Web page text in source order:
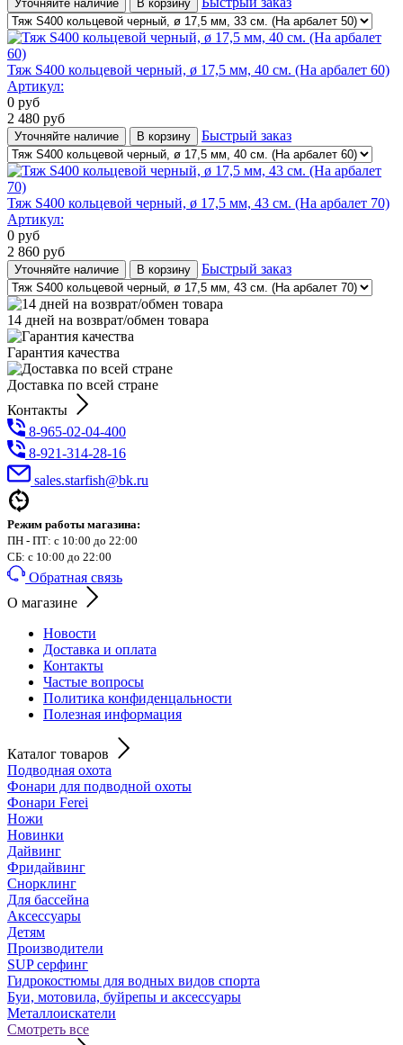
Уточняйте наличие В корзину
Тяж S400 кольцевой черный, ø 17,5 мм, 40 cм. (На арбалет 60)
Артикул:
0 руб
2 480 руб
Уточняйте наличие В корзину Быстрый заказ
Тяж S400 кольцевой черный, ø 17,5 мм, 43 cм. (На арбалет 70)
Артикул:
0 руб
2 860 руб
Уточняйте наличие В корзину Быстрый заказ
14 дней на возврат/обмен товара
Гарантия качества
Доставка по всей стране
Контакты
8-965-02-04-400
8-921-314-28-16
sales.starfish@bk.ru
Режим работы магазина:
ПН - ПТ: с 10:00 до 22:00
СБ: с 10:00 до 22:00
Обратная связь
О магазине
Новости
Доставка и оплата
Контакты
Частые вопросы
Политика конфиденцальности
Полезная информация
Каталог товаров
Подводная охота
Фонари для подводной охоты
Фонари Ferei
Ножи
Новинки
Дайвинг
Фридайвинг
Снорклинг
Для бассейна
Аксессуары
Детям
Производители
SUP серфинг
Гидрокостюмы для водных видов спорта
Буи, мотовила, буйрепы и аксессуары
Металлоискатели
Смотреть все